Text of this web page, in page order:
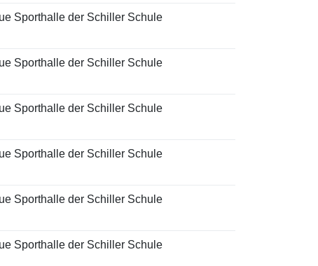
Sporthalle der Schiller Schule
Sporthalle der Schiller Schule
Sporthalle der Schiller Schule
Sporthalle der Schiller Schule
Sporthalle der Schiller Schule
Sporthalle der Schiller Schule